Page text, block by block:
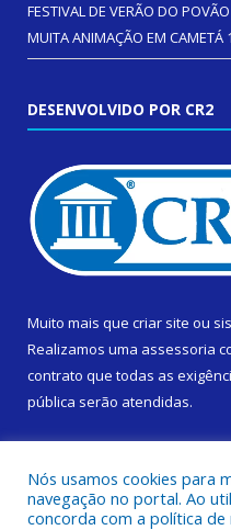
FESTIVAL DE VERÃO DO
MUITA ANIMAÇÃO EM CAMETÁ
DESENVOLVIDO POR CR2
Muito mais que criar site ou
Realizamos uma assessoria
contrato que todas as
pública serão atendidas.
Nós usamos cookies para
navegação no portal. Ao
concorda com a política